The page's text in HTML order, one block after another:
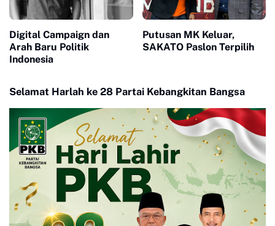
Digital Campaign dan
Arah Baru Politik
Indonesia
Putusan MK Keluar,
SAKATO Paslon Terpilih
Selamat Harlah ke 28 Partai Kebangkitan Bangsa